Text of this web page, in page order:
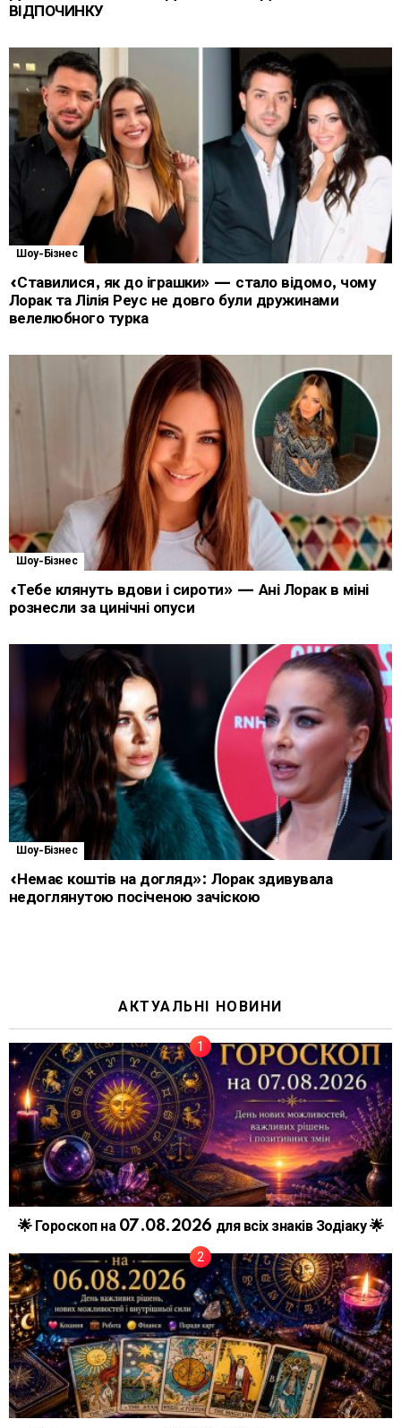
ВІДПОЧИНКУ
Шоу-Бізнес
«Ставилися, як до іграшки» — стало відомо, чому
Лорак та Лілія Реус не довго були дружинами
велелюбного турка
Шоу-Бізнес
«Тебе клянуть вдови і сироти» — Ані Лорак в міні
рознесли за цинічні опуси
Шоу-Бізнес
«Немає коштів на догляд»: Лорак здивувала
недоглянутою посіченою зачіскою
АКТУАЛЬНІ НОВИНИ
🌟 Гороскоп на 07.08.2026 для всіх знаків Зодіаку 🌟